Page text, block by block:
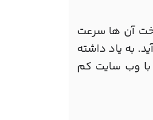
آن ها سرعت
به یاد داشته
با وب سایت کم